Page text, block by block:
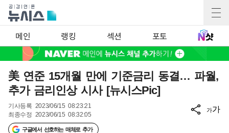
메인 랭킹 섹션 포토
美 연준 15개월 만에 기준금리 동결… 파월,
추가 금리인상 시사 [뉴시스Pic]
기사등록 2023/06/15 08:23:21
최종수정 2023/06/15 08:32:05
구글에서 선호하는 매체로 추가
가가